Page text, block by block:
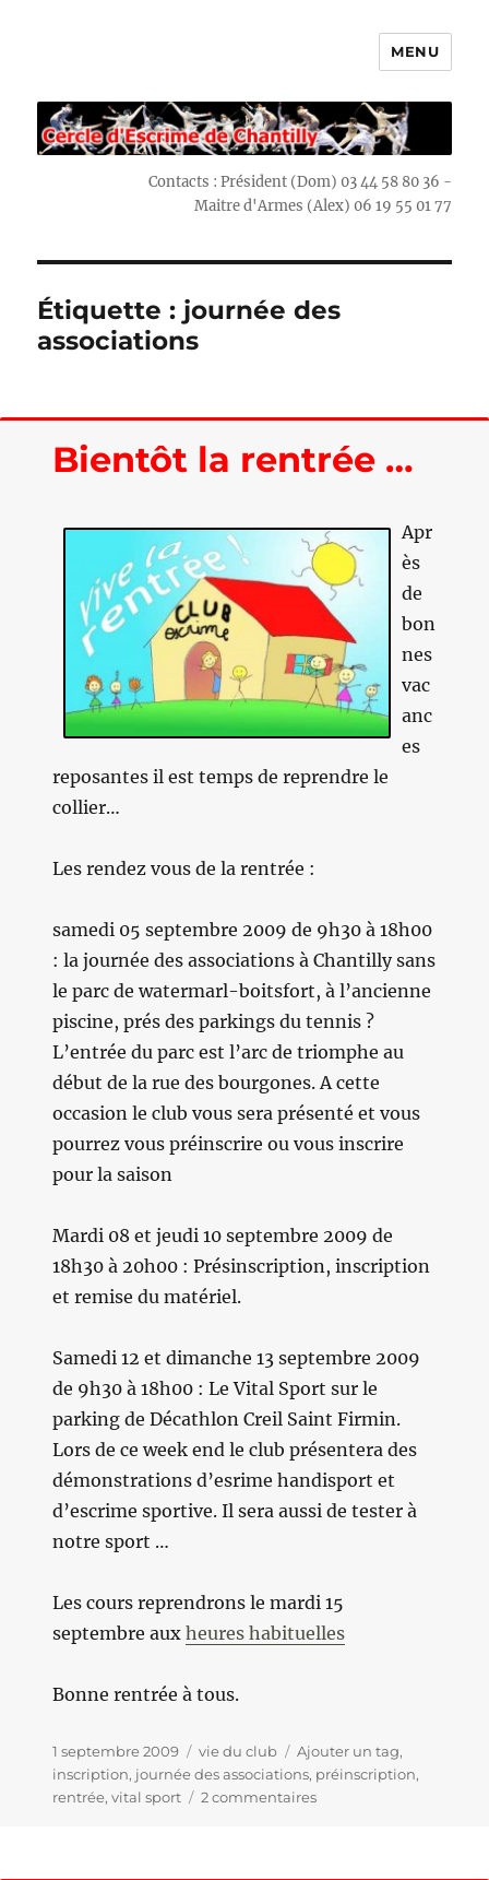
MENU
Contacts : Président (Dom) 03 44 58 80 36 -
Maitre d'Armes (Alex) 06 19 55 01 77
Étiquette : journée des
associations
Bientôt la rentrée …
Apr
ès
de
bon
nes
vac
anc
es
reposantes il est temps de reprendre le
collier…
Les rendez vous de la rentrée :
samedi 05 septembre 2009 de 9h30 à 18h00
: la journée des associations à Chantilly sans
le parc de watermarl-boitsfort, à l’ancienne
piscine, prés des parkings du tennis ?
L’entrée du parc est l’arc de triomphe au
début de la rue des bourgones. A cette
occasion le club vous sera présenté et vous
pourrez vous préinscrire ou vous inscrire
pour la saison
Mardi 08 et jeudi 10 septembre 2009 de
18h30 à 20h00 : Présinscription, inscription
et remise du matériel.
Samedi 12 et dimanche 13 septembre 2009
de 9h30 à 18h00 : Le Vital Sport sur le
parking de Décathlon Creil Saint Firmin.
Lors de ce week end le club présentera des
démonstrations d’esrime handisport et
d’escrime sportive. Il sera aussi de tester à
notre sport …
Les cours reprendrons le mardi 15
septembre aux heures habituelles
Bonne rentrée à tous.
Publié
le
1 septembre 2009 Catégories
vie du club Étiquettes
Ajouter un tag,
inscription, journée des associations, préinscription,
rentrée, vital sport 2 commentairessur